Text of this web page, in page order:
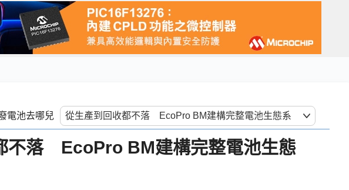
電池去哪兒
不落 EcoPro BM建構完整電池生態